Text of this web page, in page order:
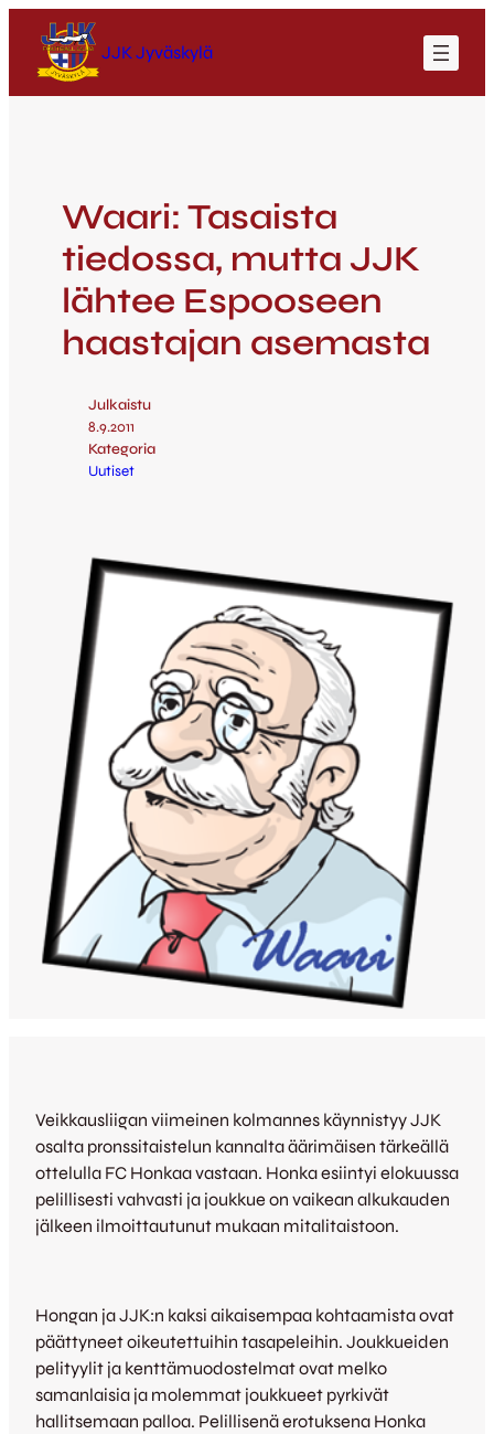
JJK Jyväskylä
Waari: Tasaista
tiedossa, mutta JJK
lähtee Espooseen
haastajan asemasta
Julkaistu
8.9.2011
Kategoria
Uutiset
Veikkausliigan viimeinen kolmannes käynnistyy JJK
osalta pronssitaistelun kannalta äärimäisen tärkeällä
ottelulla FC Honkaa vastaan. Honka esiintyi elokuussa
pelillisesti vahvasti ja joukkue on vaikean alkukauden
jälkeen ilmoittautunut mukaan mitalitaistoon.
Hongan ja JJK:n kaksi aikaisempaa kohtaamista ovat
päättyneet oikeutettuihin tasapeleihin. Joukkueiden
pelityylit ja kenttämuodostelmat ovat melko
samanlaisia ja molemmat joukkueet pyrkivät
hallitsemaan palloa. Pelillisenä erotuksena Honka